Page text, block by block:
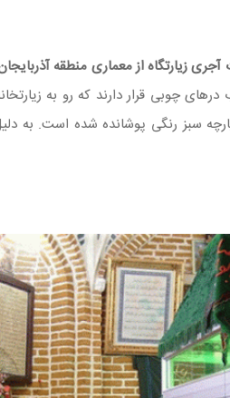
آجری زیارتگاه از معماری منطقه
قرار دارند که رو به
سبز رنگی پوشانده شده است.